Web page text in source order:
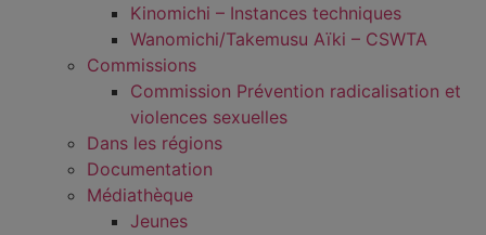
Kinomichi – Instances techniques
Wanomichi/Takemusu Aïki – CSWTA
Commissions
Commission Prévention radicalisation et
violences sexuelles
Dans les régions
Documentation
Médiathèque
Jeunes